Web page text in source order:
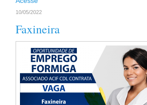
10/05/2022
Faxineira